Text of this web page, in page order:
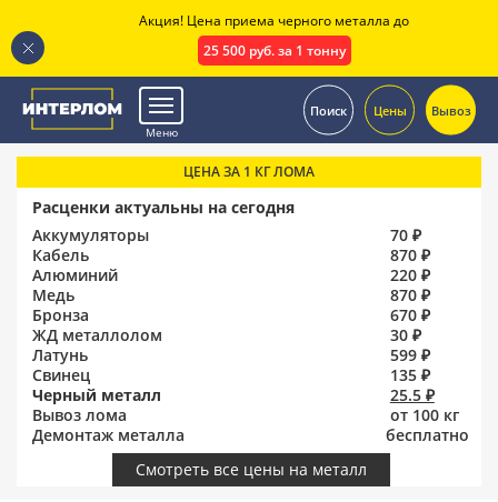
Меню
Поиск Цены Вывоз
ЦЕНА ЗА 1 КГ ЛОМА
Расценки актуальны на сегодня
Аккумуляторы
70 ₽
Кабель
870 ₽
Алюминий
220 ₽
Медь
870 ₽
Бронза
670 ₽
ЖД металлолом
30 ₽
Латунь
599 ₽
Свинец
135 ₽
Черный металл
25.5 ₽
Вывоз лома
от 100 кг
Демонтаж металла
бесплатно
Смотреть все цены на металл
Акция! Цена приема черного металла до
25 500 руб. за 1 тонну
.